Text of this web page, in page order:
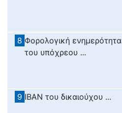
8 Φορολογική ενημερότητα
του υπόχρεου ...
9 IBAN του δικαιούχου ...